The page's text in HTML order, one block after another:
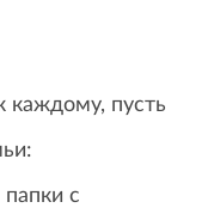
каждому, пусть
с